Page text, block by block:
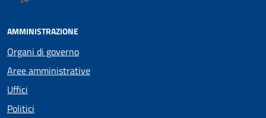
AMMINISTRAZIONE
Organi di governo
Aree amministrative
Uffici
Politici